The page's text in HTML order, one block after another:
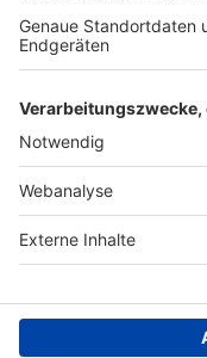
Nutzungsbedingungen